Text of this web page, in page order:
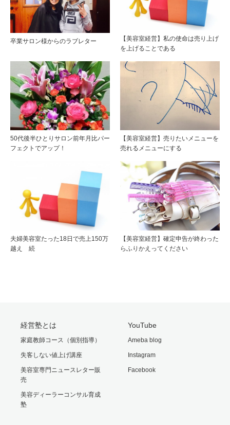
卒業サロン様からのラブレター
【美容室経営】私の使命は売り上げ
を上げることである
50代後半ひとりサロン前年月比パー
フェクトでアップ！
【美容室経営】売りたいメニューを
売れるメニューにする
夫婦美容室たった18日で売上150万
越え 続
【美容室経営】確定申告が終わった
らふりかえってください
経営塾とは
家庭教師コース（個別指導）
失客しない値上げ講座
美容室専門ニュースレター販
売
美容ディーラーコンサル育成
塾
YouTube
Ameba blog
Instagram
Facebook